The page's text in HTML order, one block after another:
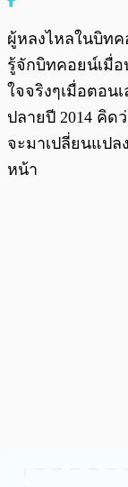
ผู้หลงไหลในบิทค
รู้จักบิทคอยน์เมื่
ใจจริงๆเมื่อตอน
ปลายปี 2014 คิด
จะมาเปลี่ยนแปล
หน้า